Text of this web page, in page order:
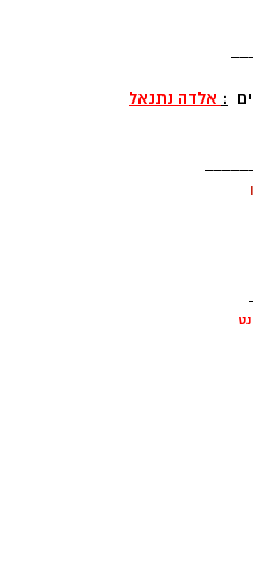
: אלדה נתנאל
ן